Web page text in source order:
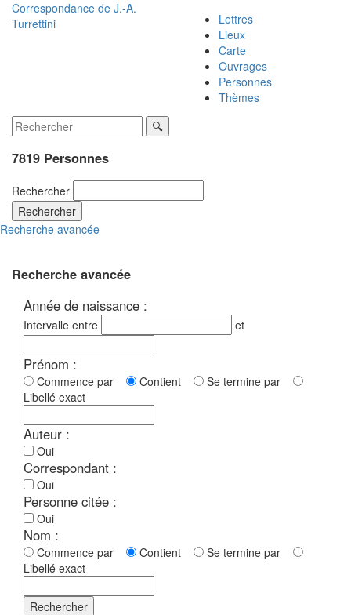
Correspondance de J.-A.
Turrettini
Lettres
Lieux
Carte
Ouvrages
Personnes
Thèmes
7819 Personnes
Rechercher
Rechercher
Recherche avancée
Recherche avancée
Année de naissance :
Intervalle entre et
Prénom :
Commence par Contient
Se termine par
Libellé exact
Auteur :
Oui
Correspondant :
Oui
Personne citée :
Oui
Nom :
Commence par Contient
Se termine par
Libellé exact
Rechercher